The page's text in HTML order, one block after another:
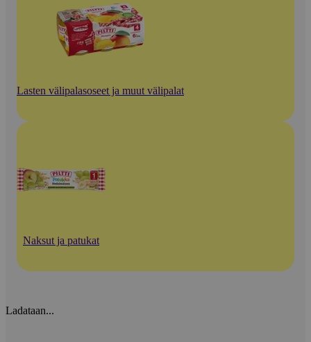
Lasten välipalasoseet ja muut välipalat
Naksut ja patukat
Ladataan...